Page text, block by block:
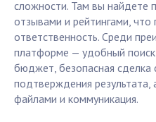
сложности. Там вы найдете
отзывами и рейтингами, что
ответственность. Среди
платформе — удобный
бюджет, безопасная
подтверждения
файлами и коммуникация.